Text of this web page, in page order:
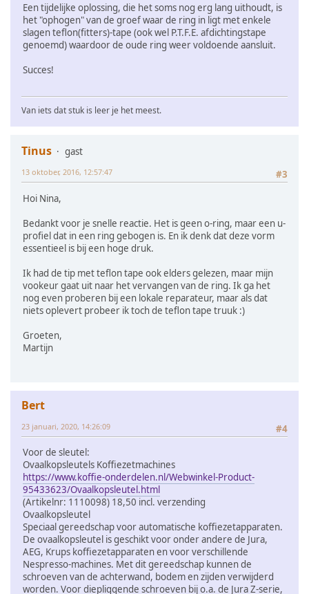
Een tijdelijke oplossing, die het soms nog erg lang uithoudt, is
het "ophogen" van de groef waar de ring in ligt met enkele
slagen teflon(fitters)-tape (ook wel P.T.F.E. afdichtingstape
genoemd) waardoor de oude ring weer voldoende aansluit.
Succes!
Van iets dat stuk is leer je het meest.
Tinus
gast
#3
13 oktober, 2016, 12:57:47
Hoi Nina,
Bedankt voor je snelle reactie. Het is geen o-ring, maar een u-
profiel dat in een ring gebogen is. En ik denk dat deze vorm
essentieel is bij een hoge druk.
Ik had de tip met teflon tape ook elders gelezen, maar mijn
vookeur gaat uit naar het vervangen van de ring. Ik ga het
nog even proberen bij een lokale reparateur, maar als dat
niets oplevert probeer ik toch de teflon tape truuk :)
Groeten,
Martijn
Bert
#4
23 januari, 2020, 14:26:09
Voor de sleutel:
Ovaalkopsleutels Koffiezetmachines
https://www.koffie-onderdelen.nl/Webwinkel-Product-
95433623/Ovaalkopsleutel.html
(Artikelnr: 1110098) 18,50 incl. verzending
Ovaalkopsleutel
Speciaal gereedschap voor automatische koffiezetapparaten.
De ovaalkopsleutel is geschikt voor onder andere de Jura,
AEG, Krups koffiezetapparaten en voor verschillende
Nespresso-machines. Met dit gereedschap kunnen de
schroeven van de achterwand, bodem en zijden verwijderd
worden. Voor diepliggende schroeven bij o.a. de Jura Z-serie,